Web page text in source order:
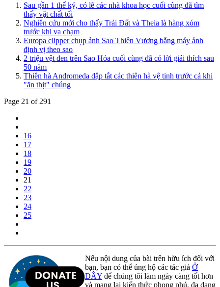
Sau gần 1 thế kỷ, có lẽ các nhà khoa học cuối cùng đã tìm
thấy vật chất tối
Nghiên cứu mới cho thấy Trái Đất và Theia là hàng xóm
trước khi va chạm
Europa clipper chụp ảnh Sao Thiên Vương bằng máy ảnh
định vị theo sao
2 triệu vệt đen trên Sao Hỏa cuối cùng đã có lời giải thích sau
50 năm
Thiên hà Andromeda dập tắt các thiên hà vệ tinh trước cả khi
"ăn thịt" chúng
Page 21 of 291
16
17
18
19
20
21
22
23
24
25
Nếu nội dung của bài trên hữu ích đối với
bạn, bạn có thể ủng hộ các tác giả Ở
ĐÂY để chúng tôi làm ngày càng tốt hơn
và mang lại kiến thức phong phú, đa dạng